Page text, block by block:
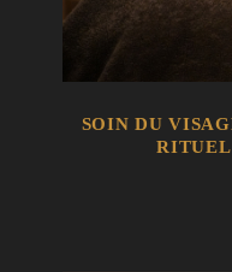
EN SAVOIR +
SOIN DU
RITUEL